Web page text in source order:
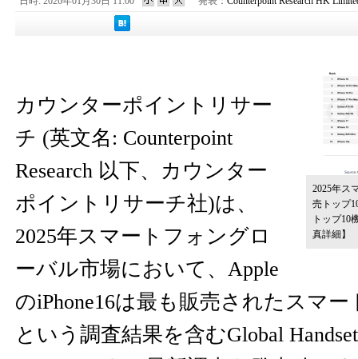
2025年ス
売トップ
トップ10
真詳細】
カウンターポイントリサー
チ (英文名: Counterpoint
Research 以下、カウンター
ポイントリサーチ社)は、
2025年スマートフォングロ
ーバル市場において、Apple
のiPhone16は最も販売されたスマ
という調査結果を含むGlobal